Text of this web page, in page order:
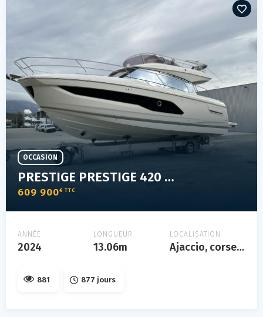
PRESTIGE PRESTIGE 420 FLY
609 900€ TTC
OCCASION
ANNÉE
2024
LONGUEUR
13.06m
LOCALISATION
Ajaccio, corse, france
881 877 jours